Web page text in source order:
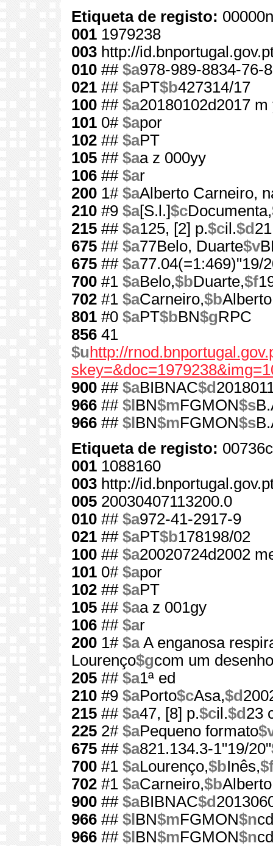
Etiqueta de registo:
001 1979238
003 http://
010 ## $a978-989-8834-76-8
021 ## $aPT$b427314/17
100 ## $a20180102d2017
101 0# $apor
102 ## $aPT
105 ## $aa z 000yy
106 ## $ar
200 1# $aAlberto Carneiro,
210 #9 $a[S.l.]$cDocumenta,
215 ## $a125, [2] p.$cil.$d
675 ## $a77Belo, Duarte$v
675 ## $a77.04(=1:469)"19/
700 #1 $aBelo,$bDuarte,$f
702 #1 $aCarneiro,$b
801 #0 $aPT$bBN$gRPC
856 41
$u http://
900 ## $aBIBNAC$d
966 ## $l BN$mFGMON$s
966 ## $l BN$mFGMON$s
Etiqueta de registo:
001 1088160
003 http://
005 20030407113200.0
010 ## $a972-41-2917-9
021 ## $aPT$b178198/02
100 ## $a20020724d2002
101 0# $apor
102 ## $aPT
105 ## $aa z 001gy
106 ## $ar
200 1# $aA enganosa
Lourenço$gcom um
205 ## $a1ª ed
210 #9 $aPorto$cAsa,$d
215 ## $a47, [8] p.$cil.$d 23
225 2# $aPequeno formato
675 ## $a821.134.3-1"19/20"
700 #1 $aLourenço,$bInês,
702 #1 $aCarneiro,$b
900 ## $aBIBNAC$d
966 ## $l BN$mFGMON$n
966 ## $l BN$mFGMON$n